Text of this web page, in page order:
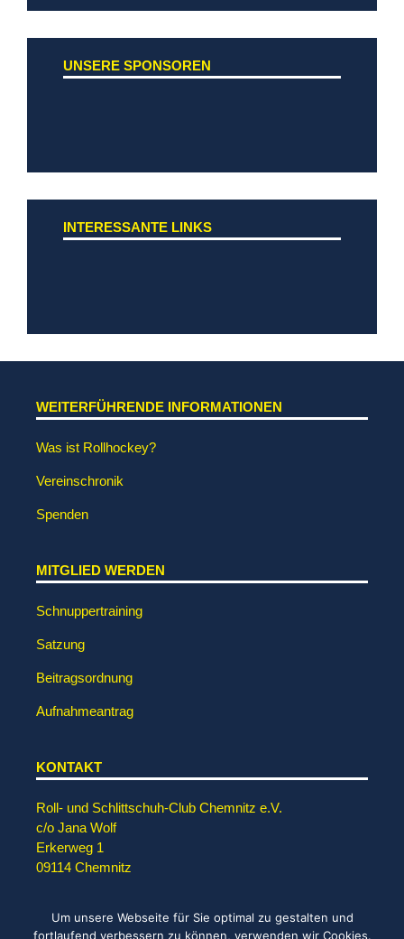
UNSERE SPONSOREN
INTERESSANTE LINKS
WEITERFÜHRENDE INFORMATIONEN
Was ist Rollhockey?
Vereinschronik
Spenden
MITGLIED WERDEN
Schnuppertraining
Satzung
Beitragsordnung
Aufnahmeantrag
KONTAKT
Roll- und Schlittschuh-Club Chemnitz e.V.
c/o Jana Wolf
Erkerweg 1
09114 Chemnitz
Um unsere Webseite für Sie optimal zu gestalten und
fortlaufend verbessern zu können, verwenden wir Cookies.